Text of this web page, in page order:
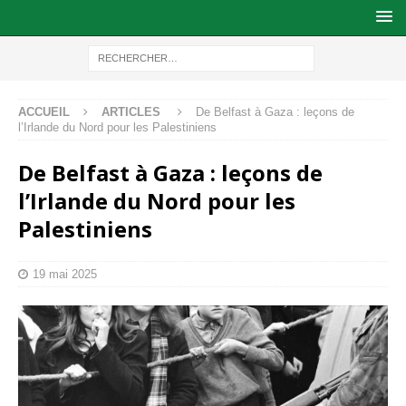
ACCUEIL ARTICLES
De Belfast à Gaza : leçons de
l’Irlande du Nord pour les Palestiniens
De Belfast à Gaza : leçons de
l’Irlande du Nord pour les
Palestiniens
19 mai 2025